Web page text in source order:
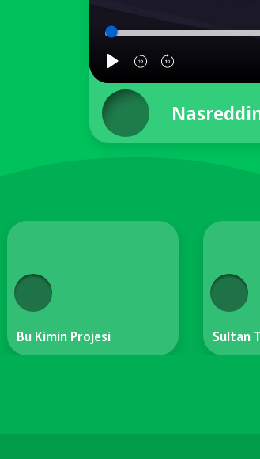
Bu Kimin Projesi Sultan